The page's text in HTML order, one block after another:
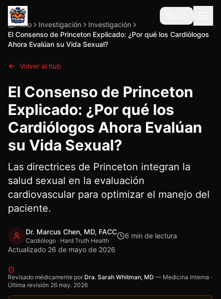
Inicio
Investigación
Investigación
El Consenso de Princeton Explicado: ¿Por qué los Cardiólogos
Ahora Evalúan su Vida Sexual?
Volver al hub
El Consenso de Princeton
Explicado: ¿Por qué los
Cardiólogos Ahora Evalúan
su Vida Sexual?
Las directrices de Princeton integran la
salud sexual en la evaluación
cardiovascular para optimizar el manejo del
paciente.
Dr. Marcus Chen, MD, FACC
Cardiólogo · Hard Truth Health
6 min de lectura
Actualizado 26 de mayo de 2026
Revisado médicamente por Dra. Sarah Whitman, MD — Medicina Interna ·
Última revisión 26 may. 2026